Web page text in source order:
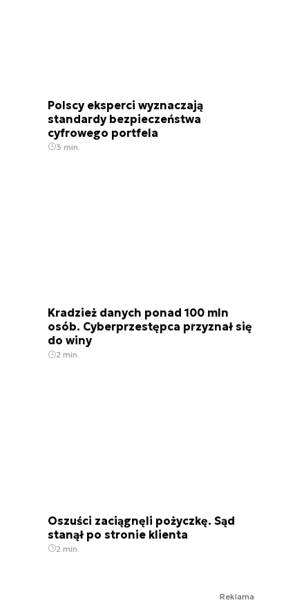
Polscy eksperci wyznaczają
standardy bezpieczeństwa
cyfrowego portfela
3 min.
Kradzież danych ponad 100 mln
osób. Cyberprzestępca przyznał się
do winy
2 min.
Oszuści zaciągnęli pożyczkę. Sąd
stanął po stronie klienta
2 min.
Reklama